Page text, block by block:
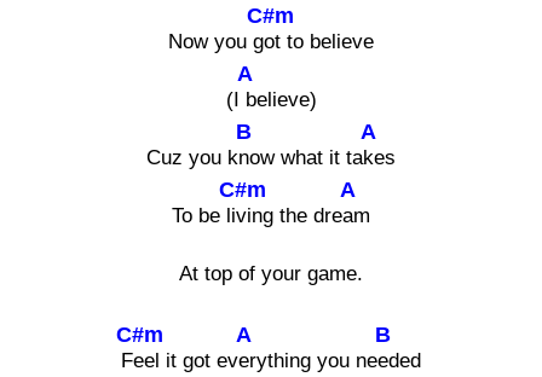
Now you g
C#m
ot to believe
(I
A
believe)
Cuz you k
B
now what it ta
A
kes
To be li
C#m
ving the dre
A
am
At top of your game.
F
C#m
eel it got ev
A
erything you ne
B
eded